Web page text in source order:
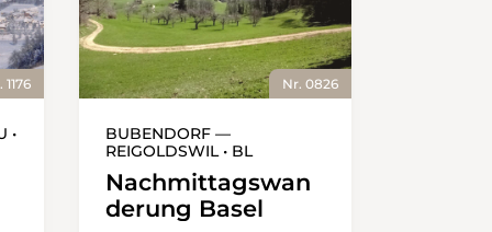
1176
•
Nr. 0826
BUBENDORF —
REIGOLDSWIL • BL
Nachmittagswan
derung Basel